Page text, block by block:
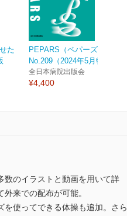
た
PEPARS（ペパーズ）
No.209（2024年5月特大...
全日本病院出版会
¥4,400
数のイラストと動画を用いて詳
来での配布が可能。
使ってできる体操も追加。さら